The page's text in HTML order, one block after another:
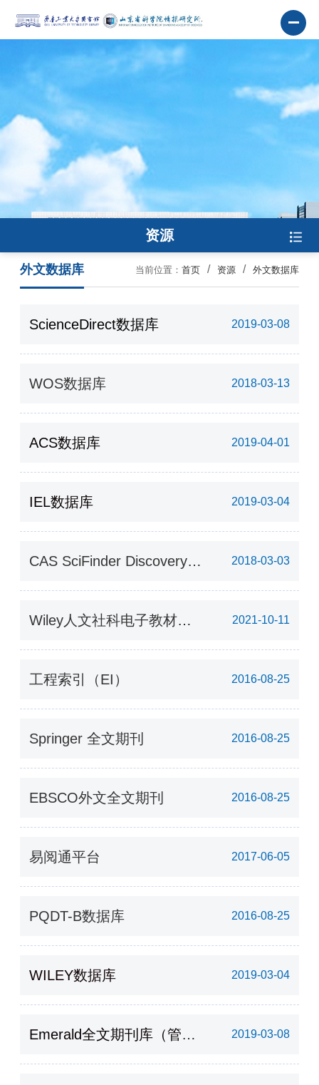
资源
当前位置：首页 资源 外文数据库
外文数据库
2019-03-08
ScienceDirect数据库
2018-03-13
WOS数据库
2019-04-01
ACS数据库
2019-03-04
IEL数据库
2018-03-03
CAS SciFinder Discovery
2021-10-11
Wiley人文社科电子教材
2016-08-25
工程索引（EI）
2016-08-25
Springer 全文期刊
2016-08-25
EBSCO外文全文期刊
2017-06-05
易阅通平台
2016-08-25
PQDT-B数据库
2019-03-04
WILEY数据库
2019-03-08
Emerald全文期刊库（管理